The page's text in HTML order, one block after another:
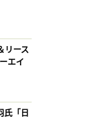
リース
エイ
氏「日